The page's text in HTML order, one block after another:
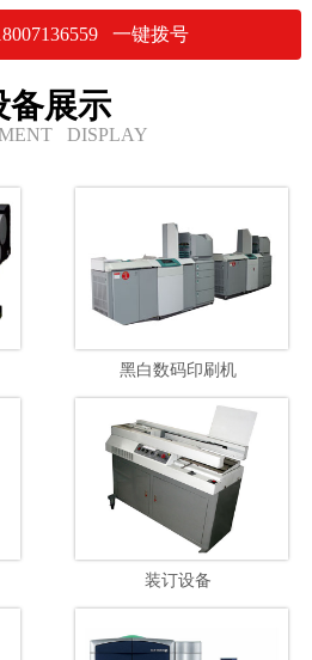
一键拨号
备展示
DISPLAY
黑白数码印刷机
装订设备